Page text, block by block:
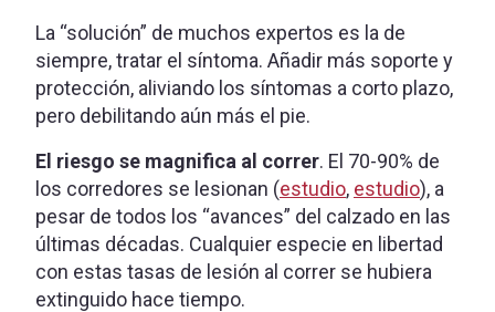
La “solución” de muchos expertos es la de
siempre, tratar el síntoma. Añadir más soporte y
protección, aliviando los síntomas a corto plazo,
pero debilitando aún más el pie.
El riesgo se magnifica al correr. El 70-90% de
los corredores se lesionan (estudio, estudio), a
pesar de todos los “avances” del calzado en las
últimas décadas. Cualquier especie en libertad
con estas tasas de lesión al correr se hubiera
extinguido hace tiempo.